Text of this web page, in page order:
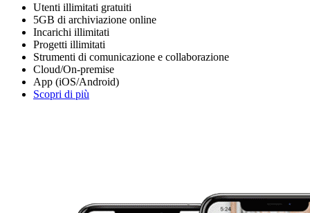
Utenti illimitati gratuiti
5GB di archiviazione online
Incarichi illimitati
Progetti illimitati
Strumenti di comunicazione e collaborazione
Cloud/On-premise
App (iOS/Android)
Scopri di più